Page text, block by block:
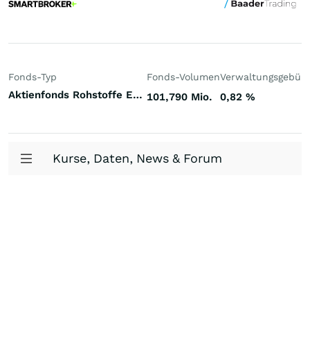
Fonds-Typ
Aktienfonds Rohstoffe Energie Welt
Fonds-Volumen
101,790 Mio. 0,82 %
Kurse, Daten, News & Forum